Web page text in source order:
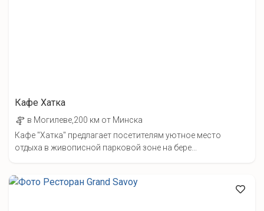
Кафе Хатка
в Могилеве,200 км от Минска
Кафе "Хатка" предлагает посетителям уютное место
отдыха в живописной парковой зоне на бере...